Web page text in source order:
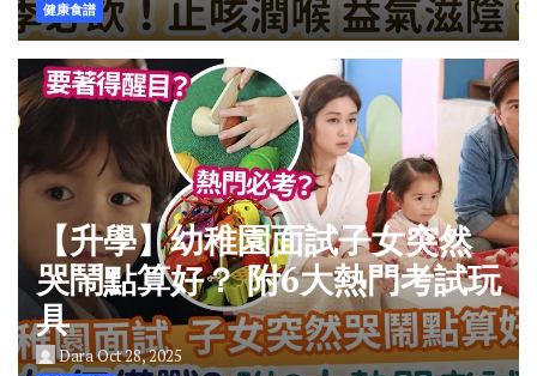
健康食譜
【升學】幼稚園面試子女突然
哭鬧點算好？ 附6大熱門考試玩
具
DaraOct 28, 2025